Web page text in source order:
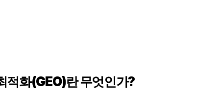
적화(GEO)란 무엇인가?